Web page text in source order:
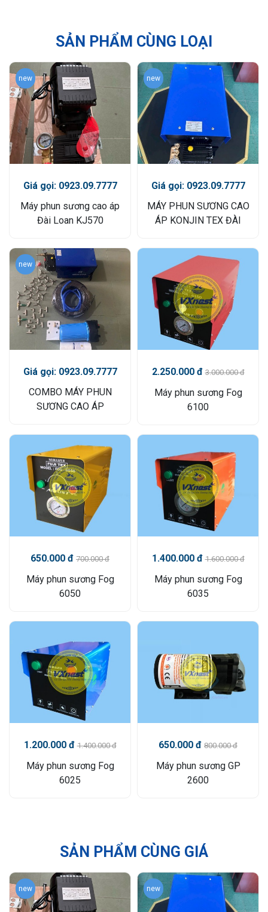
SẢN PHẨM CÙNG LOẠI
new
Giá gọi: 0923.09.7777
Máy phun sương cao áp
Đài Loan KJ570
new
Giá gọi: 0923.09.7777
MÁY PHUN SƯƠNG CAO
ÁP KONJIN TEX ĐÀI
new
Giá gọi: 0923.09.7777
COMBO MÁY PHUN
SƯƠNG CAO ÁP
2.250.000 đ3.000.000 đ
Máy phun sương Fog
6100
650.000 đ 700.000 đ
Máy phun sương Fog
6050
1.400.000 đ1.600.000 đ
Máy phun sương Fog
6035
1.200.000 đ1.400.000 đ
Máy phun sương Fog
6025
650.000 đ 800.000 đ
Máy phun sương GP
2600
SẢN PHẨM CÙNG GIÁ
new new